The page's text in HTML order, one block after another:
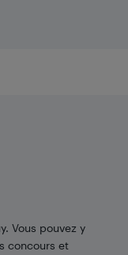
Vous pouvez y
concours et